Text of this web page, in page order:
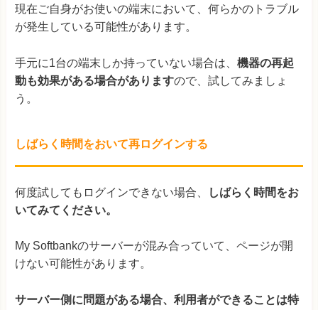
現在ご自身がお使いの端末において、何らかのトラブル
が発生している可能性があります。
手元に1台の端末しか持っていない場合は、 機器の再起
動も効果がある場合がありますので、試してみましょ
う。
しばらく時間をおいて再ログインする
何度試してもログインできない場合、
しばらく時間をお
いてみてください。
My Softbankのサーバーが混み合っていて、ページが開
けない可能性があります。
サーバー側に問題がある場合、利用者ができることは特